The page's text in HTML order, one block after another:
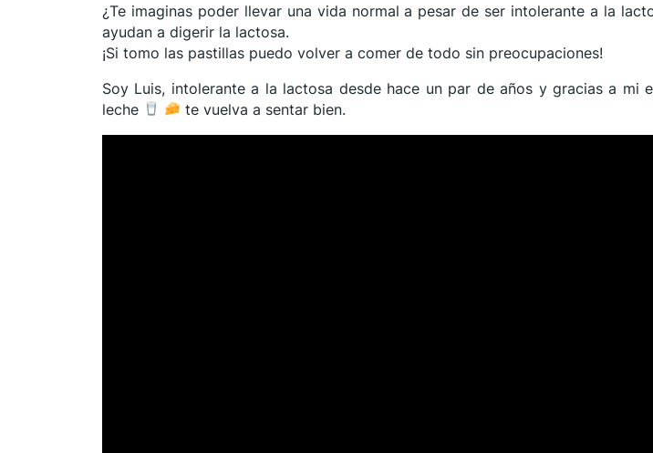
¿Te imaginas poder llevar una vida normal a pesar de ser intolerante a la
ayudan a digerir la lactosa.
¡Si tomo las pastillas puedo volver a comer de todo sin preocupaciones!
Soy Luis, intolerante a la lactosa desde hace un par de años y gracias a
leche
te vuelva a sentar bien.